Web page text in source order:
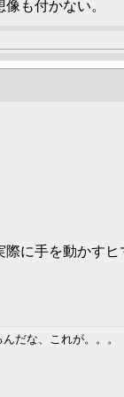
も付かない。
に手を動かすヒ
だな、これが。。。